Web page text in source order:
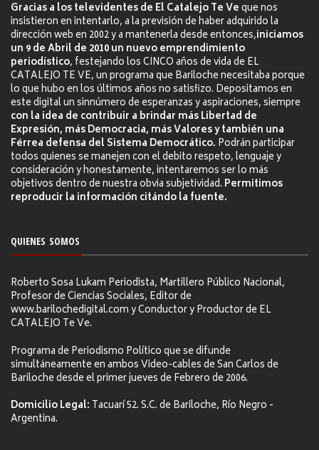
Gracias a los televidentes de El Catalejo Te Veque nos
insistieron en intentarlo, a la previsión de haber adquirido la
dirección web en 2002 y a mantenerla desde entonces,iniciamos
un 9 de Abril de 2010 un nuevo emprendimiento
periodístico, festejando los CINCO años de vida de EL
CATALEJO TE VE, un programa que Bariloche necesitaba porque
lo que hubo en los últimos años no satisfizo. Depositamos en
este digital un sinnúmero de esperanzas y aspiraciones, siempre
con la idea de contribuir a brindar más Libertad de
Expresión, más Democracia, más Valores y también una
Férrea defensa del Sistema Democrático. Podrán participar
todos quienes se manejen con el debito respeto, lenguaje y
consideración y honestamente, intentaremos ser lo más
objetivos dentro de nuestra obvia subjetividad. Permitimos
reproducir la información citándo la fuente.
QUIENES SOMOS
Roberto Sosa Lukam Periodista, Martillero Público Nacional,
Profesor de Ciencias Sociales, Editor de
www.barilochedigital.com y Conductor y Productor de EL
CATALEJO Te Ve.
Programa de Periodismo Político que se difunde
simultáneamente en ambos Video-cables de San Carlos de
Bariloche desde el primer jueves de Febrero de 2006.
Domicilio Legal: Tacuarí 52. S.C. de Bariloche, Río Negro -
Argentina.